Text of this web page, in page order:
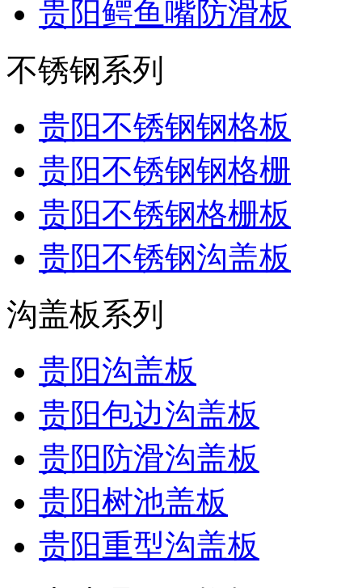
贵阳鳄鱼嘴防滑板
不锈钢系列
贵阳不锈钢钢格板
贵阳不锈钢钢格栅
贵阳不锈钢格栅板
贵阳不锈钢沟盖板
沟盖板系列
贵阳沟盖板
贵阳包边沟盖板
贵阳防滑沟盖板
贵阳树池盖板
贵阳重型沟盖板